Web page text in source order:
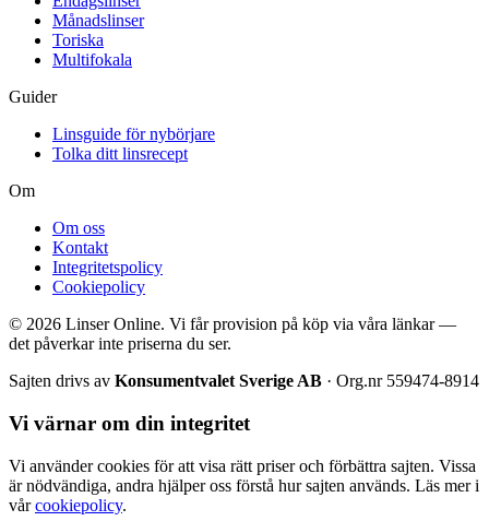
Månadslinser
Toriska
Multifokala
Guider
Linsguide för nybörjare
Tolka ditt linsrecept
Om
Om oss
Kontakt
Integritetspolicy
Cookiepolicy
© 2026 Linser Online. Vi får provision på köp via våra länkar —
det påverkar inte priserna du ser.
Sajten drivs av Konsumentvalet Sverige AB · Org.nr 559474-8914
Vi värnar om din integritet
Vi använder cookies för att visa rätt priser och förbättra sajten. Vissa
är nödvändiga, andra hjälper oss förstå hur sajten används. Läs mer i
vårcookiepolicy.